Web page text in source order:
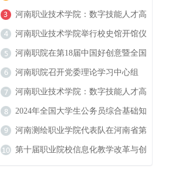
翻译大赛报名开启！
河南职业技术学院：数字技能人才高
地的崛起
河南职业技术学院举行校史馆开馆仪
式
河南职院在第18届中国好创意暨全国
数字艺术设计大赛中喜获佳绩
河南职院召开党委理论学习中心组
（扩大）民族宗教工作专题学习会
河南职业技术学院：数字技能人才高
地的崛起
2024年全国大学生公务员综合基础知
识大赛
河南测绘职业学院代表队在河南省第
二届学生定向锦标赛中斩获佳绩
第十届职业院校信息化教学改革与创